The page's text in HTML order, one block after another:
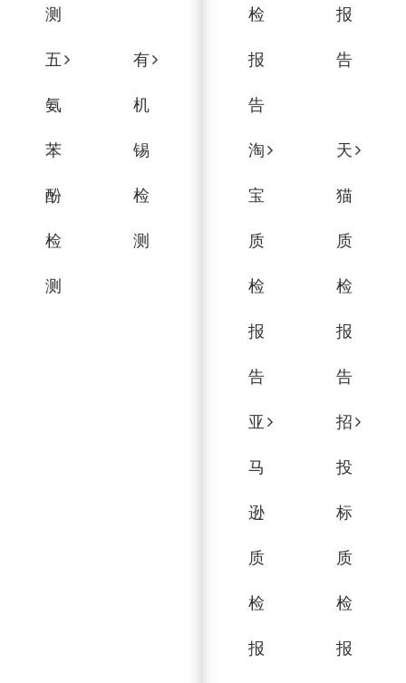
测
五
氨
苯
酚
检
测
有
机
锡
检
测
检
报
告
报
告
淘
宝
质
检
报
告
天
猫
质
检
报
告
亚
马
逊
质
检
报
招
投
标
质
检
报